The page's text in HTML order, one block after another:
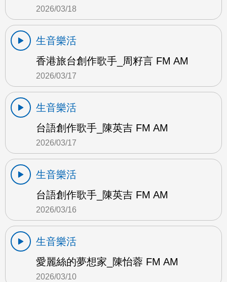
2026/03/18
生音樂活
香港旅台創作歌手_周籽言 FM AM
2026/03/17
生音樂活
台語創作歌手_陳英吉 FM AM
2026/03/17
生音樂活
台語創作歌手_陳英吉 FM AM
2026/03/16
生音樂活
愛麗絲的夢想家_陳怡蓉 FM AM
2026/03/10